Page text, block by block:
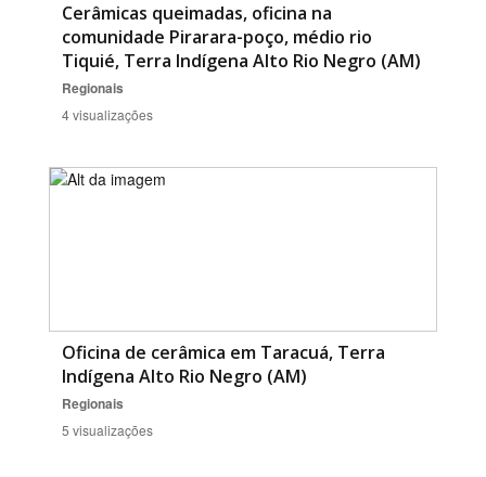
Cerâmicas queimadas, oficina na
comunidade Pirarara-poço, médio rio
Tiquié, Terra Indígena Alto Rio Negro (AM)
Regionais
4 visualizações
Oficina de cerâmica em Taracuá, Terra
Indígena Alto Rio Negro (AM)
Regionais
5 visualizações